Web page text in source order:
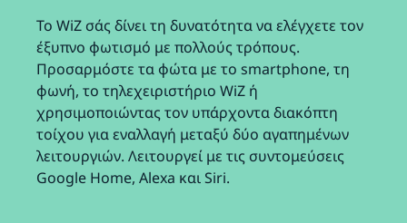
Το WiZ σάς δίνει τη δυνατότητα να ελέγχετε τον
έξυπνο φωτισμό με πολλούς τρόπους.
Προσαρμόστε τα φώτα με το smartphone, τη
φωνή, το τηλεχειριστήριο WiZ ή
χρησιμοποιώντας τον υπάρχοντα διακόπτη
τοίχου για εναλλαγή μεταξύ δύο αγαπημένων
λειτουργιών. Λειτουργεί με τις συντομεύσεις
Google Home, Alexa και Siri.